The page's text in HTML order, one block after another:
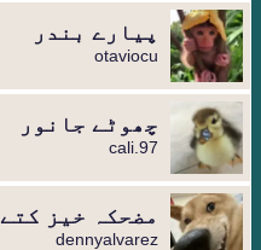
پیارے بندر
otaviocu
چھوٹے جانور
cali.97
مضحکہ خیز کتے
dennyalvarez